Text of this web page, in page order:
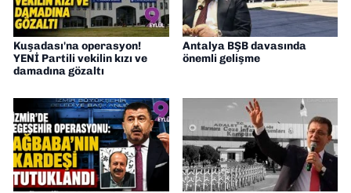
Kuşadası'na operasyon!
YENİ Partili vekilin kızı ve
damadına gözaltı
Antalya BŞB davasında
önemli gelişme